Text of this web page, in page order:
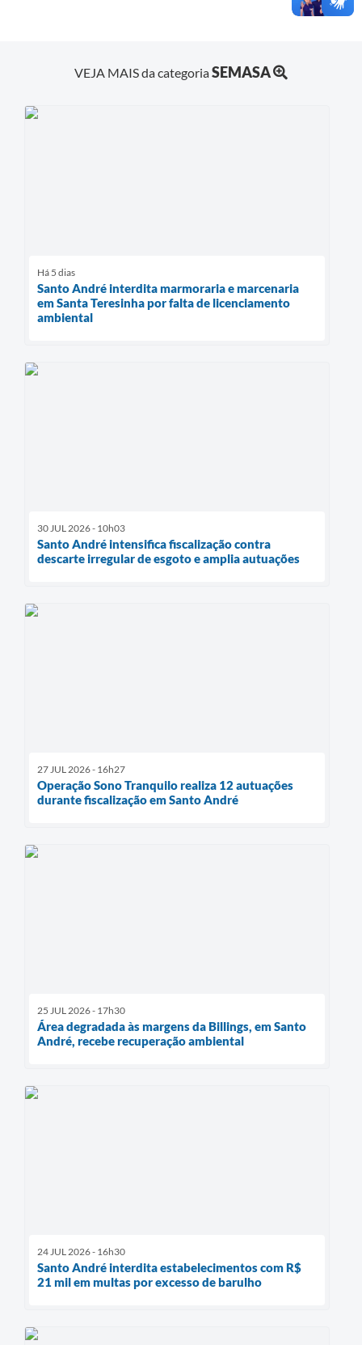
VEJA MAIS da categoriaSEMASA
Há 5 dias
Santo André interdita marmoraria e marcenaria
em Santa Teresinha por falta de licenciamento
ambiental
30 JUL 2026 - 10h03
Santo André intensifica fiscalização contra
descarte irregular de esgoto e amplia autuações
27 JUL 2026 - 16h27
Operação Sono Tranquilo realiza 12 autuações
durante fiscalização em Santo André
25 JUL 2026 - 17h30
Área degradada às margens da Billings, em Santo
André, recebe recuperação ambiental
24 JUL 2026 - 16h30
Santo André interdita estabelecimentos com R$
21 mil em multas por excesso de barulho